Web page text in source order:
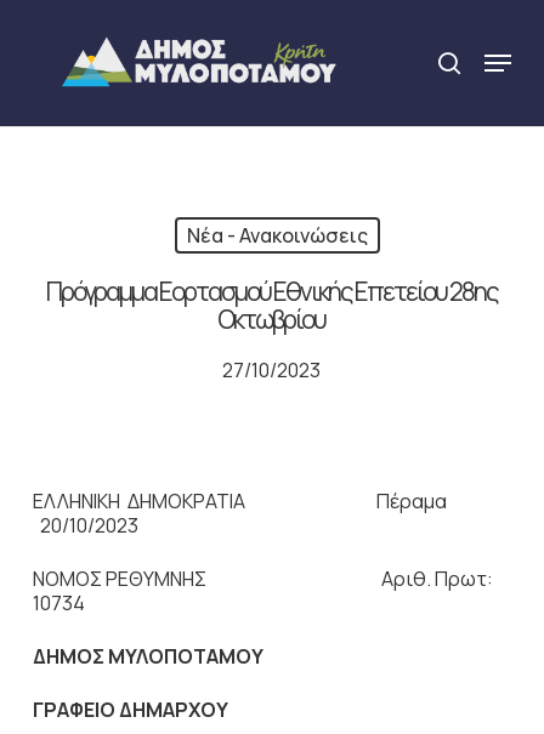
content
search
Menu
Νέα - Ανακοινώσεις
Πρόγραμμα Εορτασμού Εθνικής Επετείου 28ης
Οκτωβρίου
27/10/2023
ΕΛΛΗΝΙΚΗ ΔΗΜΟΚΡΑΤΙΑ Πέραμα
20/10/2023
ΝΟΜΟΣ ΡΕΘΥΜΝΗΣ Αριθ. Πρωτ:
10734
ΔΗΜΟΣ ΜΥΛΟΠΟΤΑΜΟΥ
ΓΡΑΦΕΙΟ ΔΗΜΑΡΧΟΥ
Close